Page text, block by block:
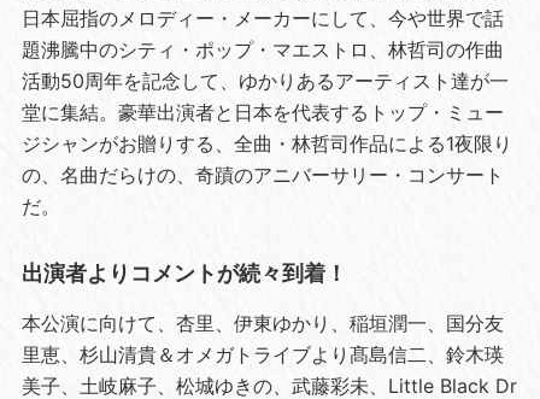
日本屈指のメロディー・メーカーにして、今や世界で話
題沸騰中のシティ・ポップ・マエストロ、林哲司の作曲
活動50周年を記念して、ゆかりあるアーティスト達が一
堂に集結。豪華出演者と日本を代表するトップ・ミュー
ジシャンがお贈りする、全曲・林哲司作品による1夜限り
の、名曲だらけの、奇蹟のアニバーサリー・コンサート
だ。
出演者よりコメントが続々到着！
本公演に向けて、杏里、伊東ゆかり、稲垣潤一、国分友
里恵、杉山清貴＆オメガトライブより髙島信二、鈴木瑛
美子、土岐麻子、松城ゆきの、武藤彩未、Little Black Dr